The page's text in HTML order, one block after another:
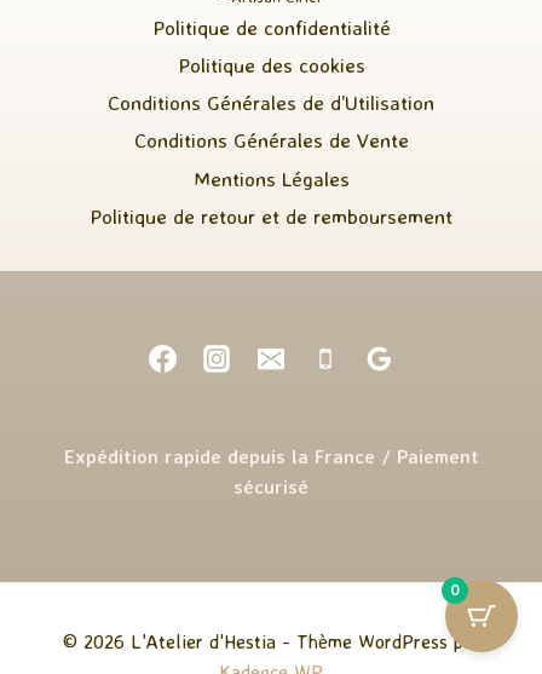
Politique de confidentialité
Politique des cookies
Conditions Générales de d’Utilisation
Conditions Générales de Vente
Mentions Légales
Politique de retour et de remboursement
Expédition rapide depuis la France / Paiement
sécurisé
© 2026 L'Atelier d'Hestia - Thème WordPress par
0